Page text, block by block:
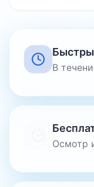
В
Осмотр